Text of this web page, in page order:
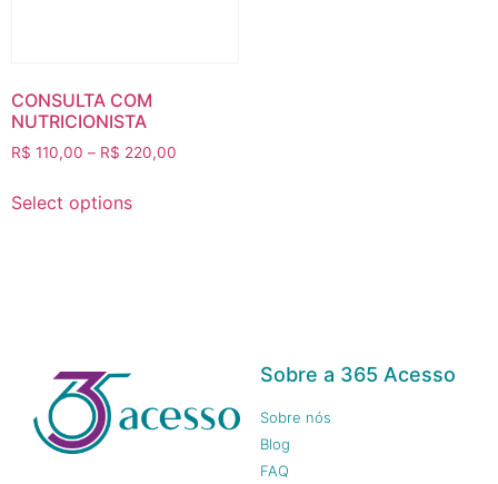
CONSULTA COM
NUTRICIONISTA
R$ 110,00 – R$ 220,00
Select options
Sobre a 365 Acesso
Sobre nós
Blog
FAQ